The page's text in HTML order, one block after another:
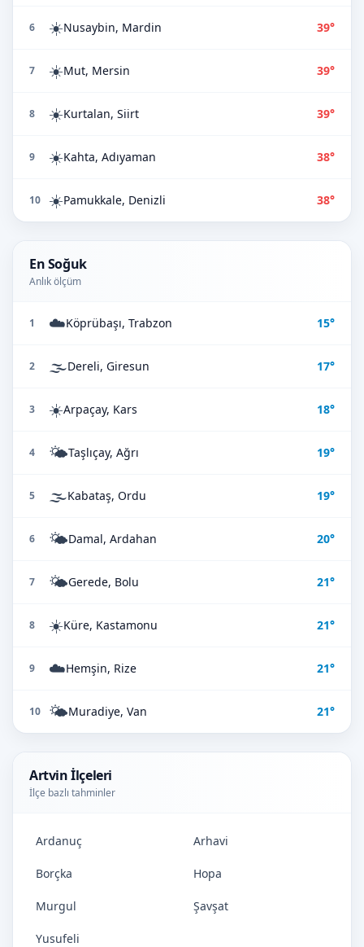
6 ☀️Nusaybin, Mardin 39°
7 ☀️Mut, Mersin 39°
8 ☀️Kurtalan, Siirt 39°
9 ☀️Kahta, Adıyaman 38°
10 ☀️Pamukkale, Denizli 38°
En Soğuk
Anlık ölçüm
1 ☁️Köprübaşı, Trabzon 15°
2 🌫️Dereli, Giresun 17°
3 ☀️Arpaçay, Kars 18°
4 🌤️Taşlıçay, Ağrı 19°
5 🌫️Kabataş, Ordu 19°
6 🌤️Damal, Ardahan 20°
7 🌤️Gerede, Bolu 21°
8 ☀️Küre, Kastamonu 21°
9 ☁️Hemşin, Rize 21°
10 🌤️Muradiye, Van 21°
Artvin İlçeleri
İlçe bazlı tahminler
Ardanuç Arhavi
Borçka Hopa
Murgul Şavşat
Yusufeli